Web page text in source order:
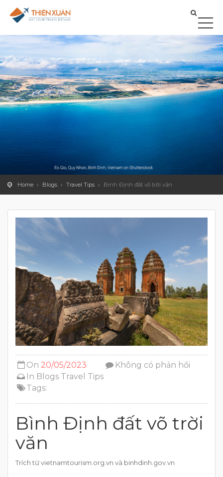
Home Blogs Travel Tips Bình Định đất võ trời văn
On 20/05/2023
In Blogs Travel Tips
Tags:
Không có phản hồi
Bình Định đất võ trời
văn
Trích từ vietnamtourism.org.vn và binhdinh.gov.vn